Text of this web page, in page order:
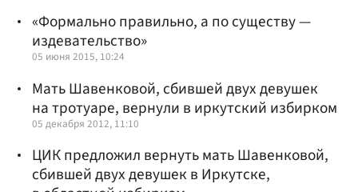
«Формально правильно, а по существу —
издевательство»
05 июня 2015, 10:24
Мать Шавенковой, сбившей двух девушек
на тротуаре, вернули в иркутский избирком
05 декабря 2012, 11:10
ЦИК предложил вернуть мать Шавенковой,
сбившей двух девушек в Иркутске,